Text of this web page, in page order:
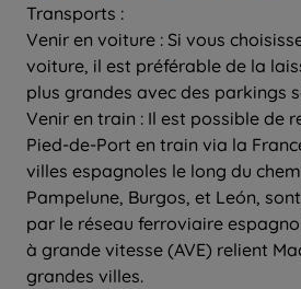
Transports :
Venir en voiture : Si vous
voiture, il est préférable de la
plus grandes avec des parkings
Venir en train : Il est possible de
Pied-de-Port en train via la
villes espagnoles le long du
Pampelune, Burgos, et León,
par le réseau ferroviaire
à grande vitesse (AVE) relient
grandes villes.